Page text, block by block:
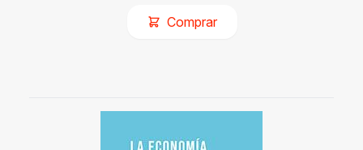
Comprar